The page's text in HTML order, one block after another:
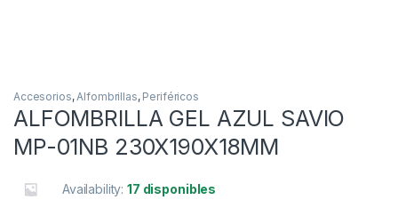
Accesorios,Alfombrillas, Periféricos
ALFOMBRILLA GEL AZUL SAVIO
MP-01NB 230X190X18MM
Availability:17 disponibles